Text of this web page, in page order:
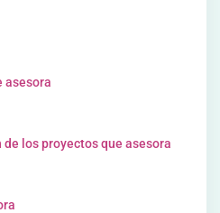
asesora
los proyectos que asesora